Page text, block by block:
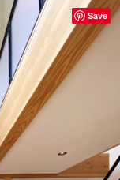
Save